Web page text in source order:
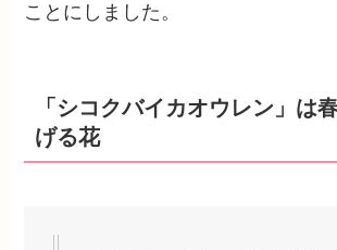
ことにしました。
「シコクバイカオウレン」は
げる花